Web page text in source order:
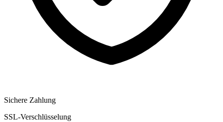
Sichere Zahlung
SSL-Verschlüsselung